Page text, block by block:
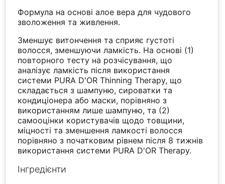
Формула на основі алое вера для чудового
зволоження та живлення.
Зменшує витончення та сприяє густоті
волосся, зменшуючи ламкість. На основі (1)
повторного тесту на розчісування, що
аналізує ламкість після використання
системи PURA D'OR Thinning Therapy, що
складається з шампуню, сироватки та
кондиціонера або маски, порівняно з
використанням лише шампуню, та (2)
самооцінки користувачів щодо товщини,
міцності та зменшення ламкості волосся
порівняно з початковим рівнем після 8 тижнів
використання системи PURA D'OR Therapy.
Інгредієнти